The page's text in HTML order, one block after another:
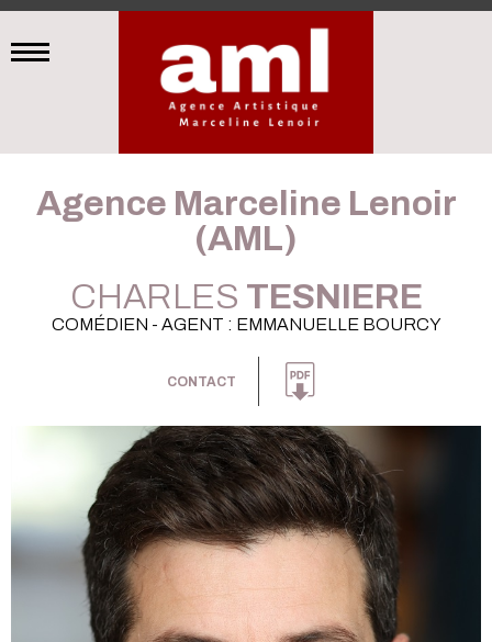
Agence Marceline Lenoir
(AML)
CHARLES TESNIERE
COMÉDIEN - AGENT : EMMANUELLE BOURCY
CONTACT